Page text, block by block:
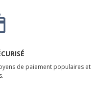
de paiement populaires et